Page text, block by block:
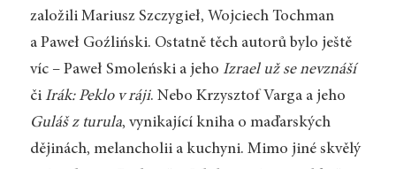
založili Mariusz Szczygieł, Wojciech Tochman
a Paweł Goźliński. Ostatně těch autorů bylo ještě
víc – Paweł Smoleński a jeho Izrael už se nevznáší
či Irák: Peklo v ráji. Nebo Krzysztof Varga a jeho
Guláš z turula, vynikající kniha o maďarských
dějinách, melancholii a kuchyni. Mimo jiné skvělý